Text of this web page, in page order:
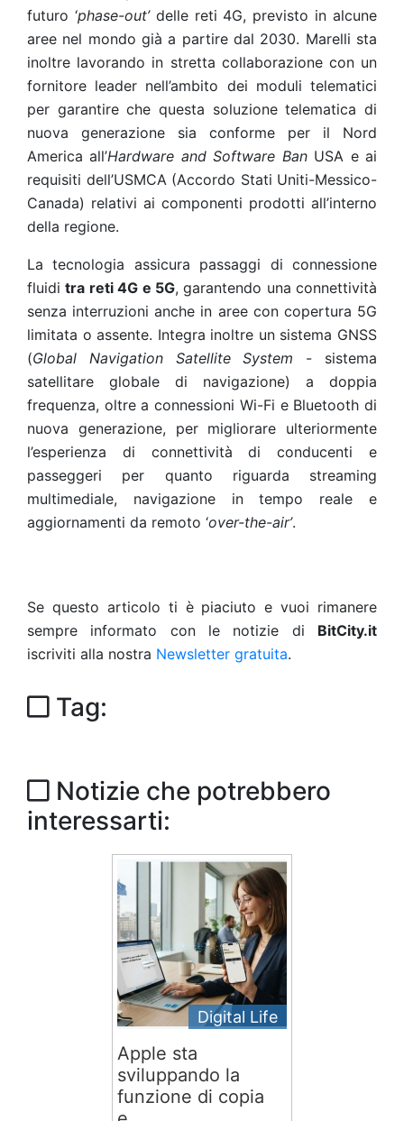
futuro ‘phase-out’delle reti 4G, previsto in alcune
aree nel mondo già a partire dal 2030. Marelli sta
inoltre lavorando in stretta collaborazione con un
fornitore leader nell’ambito dei moduli telematici
per garantire che questa soluzione telematica di
nuova generazione sia conforme per il Nord
America all’Hardware and Software Ban USA e ai
requisiti dell’USMCA (Accordo Stati Uniti-Messico-
Canada) relativi ai componenti prodotti all’interno
della regione.
La tecnologia assicura passaggi di connessione
fluiditra reti 4G e 5G, garantendo una connettività
senza interruzioni anche in aree con copertura 5G
limitata o assente. Integra inoltre un sistema GNSS
(Global Navigation Satellite System - sistema
satellitare globale di navigazione) a doppia
frequenza, oltre a connessioni Wi-Fi e Bluetooth di
nuova generazione, per migliorare ulteriormente
l’esperienza di connettività di conducenti e
passeggeri per quanto riguarda streaming
multimediale, navigazione in tempo reale e
aggiornamenti da remoto ‘over-the-air’.
Se questo articolo ti è piaciuto e vuoi rimanere
sempre informato con le notizie di BitCity.it
iscriviti alla nostra Newsletter gratuita.
Tag:
Notizie che potrebbero
interessarti:
Digital Life
Apple sta
sviluppando la
funzione di copia